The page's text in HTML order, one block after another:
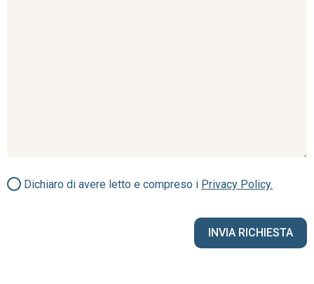
Dichiaro di avere letto e compreso i Privacy Policy.